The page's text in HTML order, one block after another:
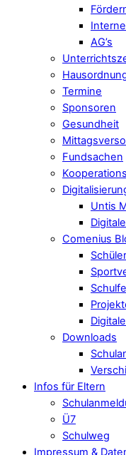
AG’s
Termine
Sponsoren
Gesundheit
Fundsachen
Untis
Comenius
Downloads
Infos für Eltern
Ü7
Schulweg
Impressum &